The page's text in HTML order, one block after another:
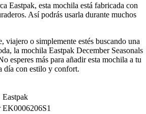
Eastpak, esta mochila está fabricada con
Así podrás usarla durante muchos
viajero o simplemente estés buscando una
la mochila Eastpak December Seasonals
esperes más para añadir esta mochila a tu
día con estilo y confort.
Eastpak
EK0006206S1